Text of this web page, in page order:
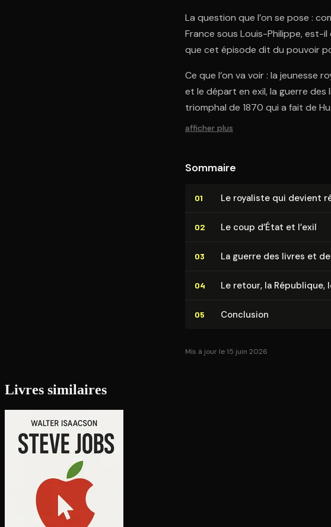
La question que l’on se pose :
France sous Louis-Philippe, est-il
que cet épisode dit du pouvoir
Ce que l’on va voir : la jeunesse
et le départ en exil, la guerre
triomphal de 1870 qui a fait de
afficher plus
Sommaire
01 Le royaliste qui devient
02 Le coup d’État et l’exil
03 La guerre des livres et
04 Le retour, la République,
05 Conclusion
Mis à jour le 15 juin 2026
Livres similaires